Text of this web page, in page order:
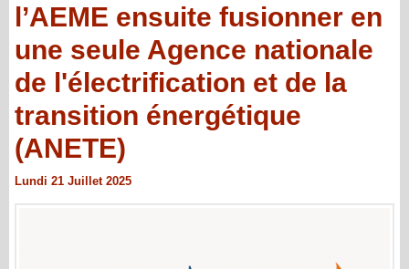
l’AEME ensuite fusionner en
une seule Agence nationale
de l'électrification et de la
transition énergétique
(ANETE)
Lundi 21 Juillet 2025